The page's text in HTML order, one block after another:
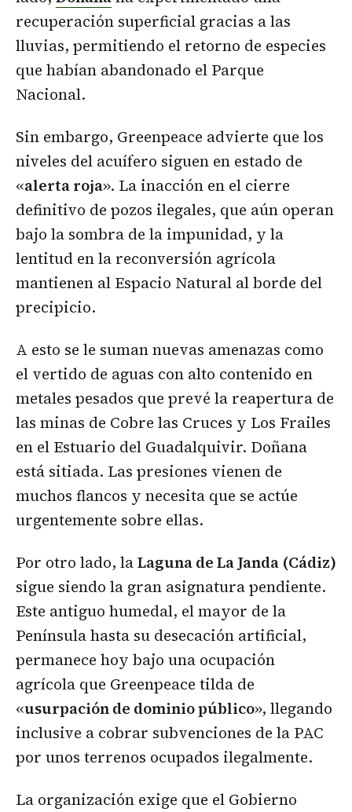
recuperación superficial gracias a las
lluvias, permitiendo el retorno de especies
que habían abandonado el Parque
Nacional.
Sin embargo, Greenpeace advierte que los
niveles del acuífero siguen en estado de
«alerta roja». La inacción en el cierre
definitivo de pozos ilegales, que aún operan
bajo la sombra de la impunidad, y la
lentitud en la reconversión agrícola
mantienen al Espacio Natural al borde del
precipicio.
A esto se le suman nuevas amenazas como
el vertido de aguas con alto contenido en
metales pesados que prevé la reapertura de
las minas de Cobre las Cruces y Los Frailes
en el Estuario del Guadalquivir. Doñana
está sitiada. Las presiones vienen de
muchos flancos y necesita que se actúe
urgentemente sobre ellas.
Por otro lado, laLaguna de La Janda (Cádiz)
sigue siendo la gran asignatura pendiente.
Este antiguo humedal, el mayor de la
Península hasta su desecación artificial,
permanece hoy bajo una ocupación
agrícola que Greenpeace tilda de
«usurpación de dominio público», llegando
inclusive a cobrar subvenciones de la PAC
por unos terrenos ocupados ilegalmente.
La organización exige que el Gobierno